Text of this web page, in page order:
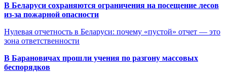
В Беларуси сохраняются ограничения на посещение лесов
из-за пожарной опасности
Нулевая отчетность в Беларуси: почему «пустой» отчет — это
зона ответственности
В Барановичах прошли учения по разгону массовых
беспорядков